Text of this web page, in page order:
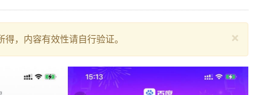
×
，内容有效性请自行验证。